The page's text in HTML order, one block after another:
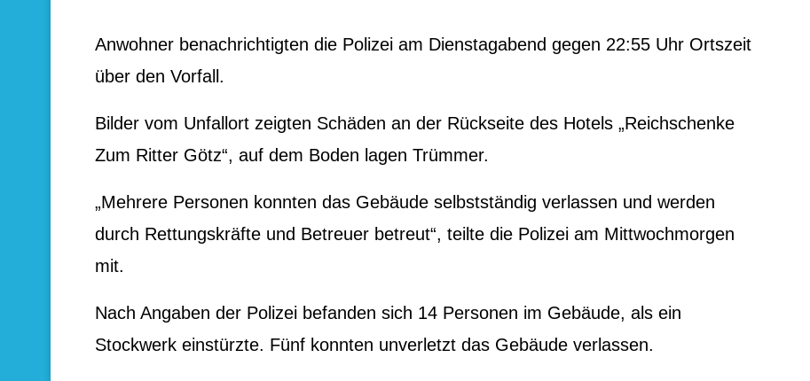
Anwohner benachrichtigten die Polizei am Dienstagabend gegen 22:55 Uhr Ortszeit
über den Vorfall.
Bilder vom Unfallort zeigten Schäden an der Rückseite des Hotels „Reichschenke
Zum Ritter Götz“, auf dem Boden lagen Trümmer.
„Mehrere Personen konnten das Gebäude selbstständig verlassen und werden
durch Rettungskräfte und Betreuer betreut“, teilte die Polizei am Mittwochmorgen
mit.
Nach Angaben der Polizei befanden sich 14 Personen im Gebäude, als ein
Stockwerk einstürzte. Fünf konnten unverletzt das Gebäude verlassen.